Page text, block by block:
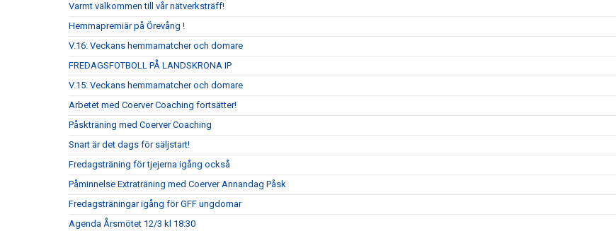
Varmt välkommen till vår nätverksträff!
Hemmapremiär på Örevång !
V.16: Veckans hemmamatcher och domare
FREDAGSFOTBOLL PÅ LANDSKRONA IP
V.15: Veckans hemmamatcher och domare
Arbetet med Coerver Coaching fortsätter!
Påskträning med Coerver Coaching
Snart är det dags för säljstart!
Fredagsträning för tjejerna igång också
Påminnelse Extraträning med Coerver Annandag Påsk
Fredagsträningar igång för GFF ungdomar
Agenda Årsmötet 12/3 kl 18:30